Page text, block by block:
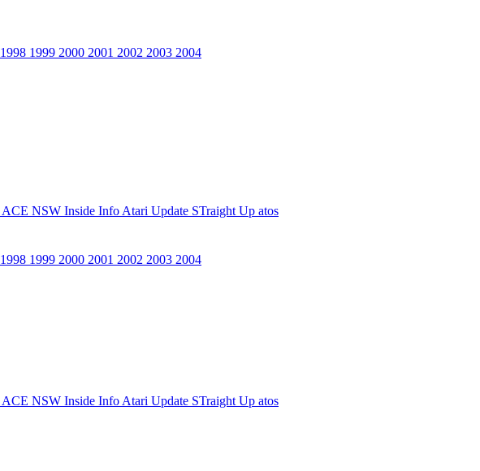
1998 1999 2000 2001 2002 2003 2004
ACE NSW Inside Info Atari Update STraight Up atos
1998 1999 2000 2001 2002 2003 2004
ACE NSW Inside Info Atari Update STraight Up atos